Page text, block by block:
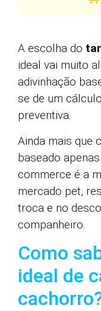
A escolha do
ideal vai muito
adivinhação
se de um
preventiva.
Ainda mais que
baseado
commerce é a
mercado pet,
troca e no
companheiro.
Como
ideal de